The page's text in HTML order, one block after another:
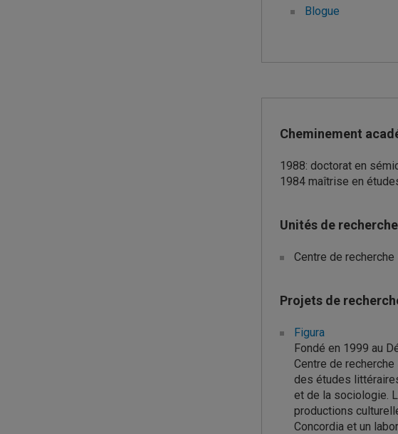
Blogue
Cheminement
1988: doctorat en
1984 maîtrise en
Unités de recherche
Centre de
Projets de
Figura
Fondé en 1999 au
Centre de
des études
et de la sociologie.
productions
Concordia et un